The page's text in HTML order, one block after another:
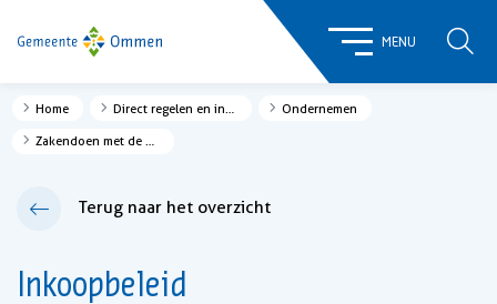
MENU
Home Ondernemen
Zakendoen met de gemeente
Terug naar het overzicht
Inkoopbeleid